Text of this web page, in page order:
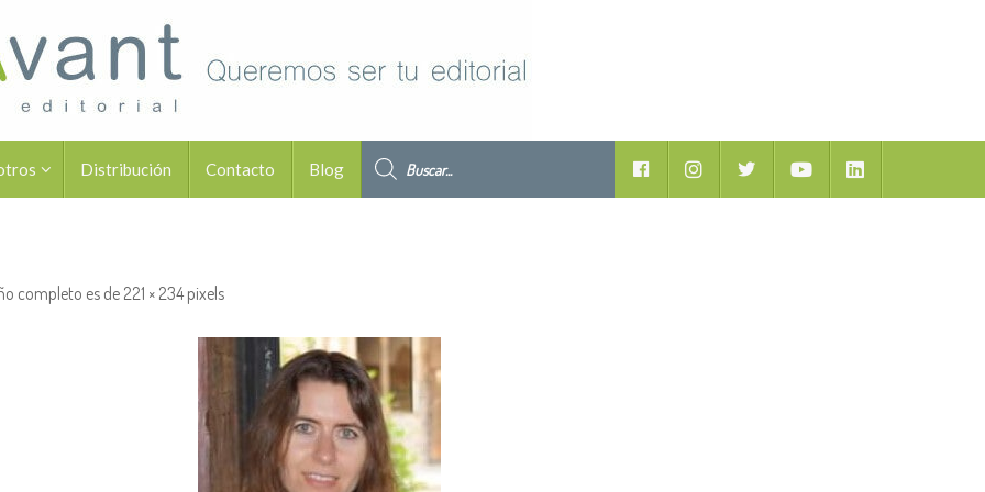
Distribución Contacto Blog
Facebook YoutubeLinkedIn
completo es de221 × 234pixels